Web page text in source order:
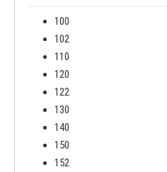
100
102
110
120
122
130
140
150
152